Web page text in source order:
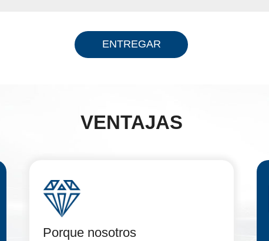
ENTREGAR
VENTAJAS
Porque nosotros